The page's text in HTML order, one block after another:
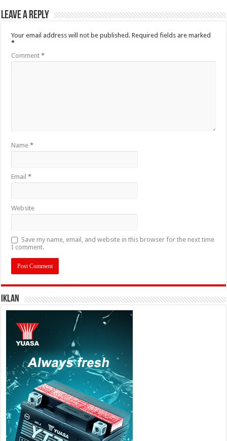
Leave a Reply
Your email address will not be published. Required fields are marked
*
Comment*
Name*
Email*
Website
Save my name, email, and website in this browser for the next time
I comment.
IKLAN